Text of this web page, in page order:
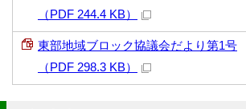
（PDF 244.4 KB）
東部地域ブロック協議会だより第1号
（PDF 298.3 KB）